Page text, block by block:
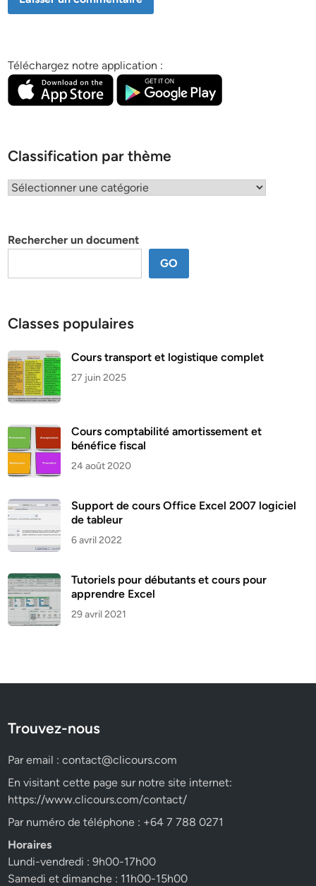
Téléchargez notre application :
Classification par thème
Classification
Rechercher un document
GO
Classes populaires
Cours transport et logistique complet
27 juin 2025
Cours comptabilité amortissement et
bénéfice fiscal
24 août 2020
Support de cours Office Excel 2007 logiciel
de tableur
6 avril 2022
Tutoriels pour débutants et cours pour
apprendre Excel
29 avril 2021
Trouvez-nous
Par email :contact@clicours.com
En visitant cette page sur notre site internet:
https://www.clicours.com/contact/
Par numéro de téléphone : +64 7 788 0271
Horaires
Lundi-vendredi : 9h00-17h00
Samedi et dimanche : 11h00-15h00